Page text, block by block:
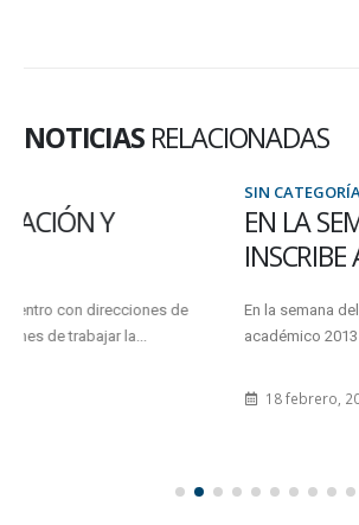
NOTICIAS RELACIONADAS
EN LA SEMANA DEL 4 AL 8
INSCRIBE AL AÑO
En la semana del 4 al 8 de marzo se realizará la
académico 2013 (SUR 2) e Inscripción...